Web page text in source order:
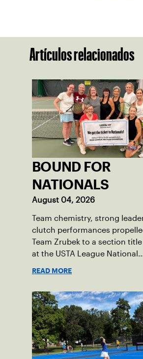
Artículos relacionados
BOUND FOR
NATIONALS
August 04, 2026
Team chemistry, strong
clutch performances
Team Zrubek to a section
at the USTA League National
READ MORE